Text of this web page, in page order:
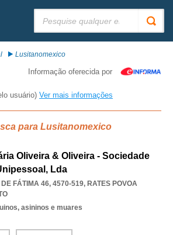
Lusitanomexico
Informação oferecida por
usuário) Ver mais informações
para Lusitanomexico
Oliveira & Oliveira - Sociedade
Lda
FÁTIMA 46, 4570-519, RATES POVOA
asininos e muares